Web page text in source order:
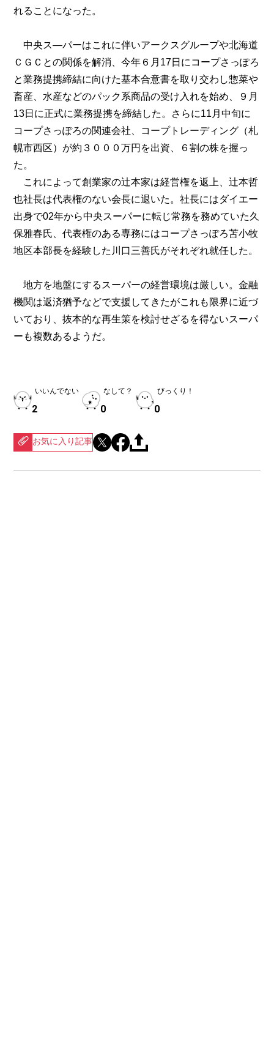
れることになった。
中央ス―パーはこれに伴いアークスグループや北海道
ＣＧＣとの関係を解消、今年６月17日にコープさっぽろ
と業務提携締結に向けた基本合意書を取り交わし惣菜や
畜産、水産などのパック系商品の受け入れを始め、９月
13日に正式に業務提携を締結した。さらに11月中旬に
コープさっぽろの関連会社、コープトレーディング（札
幌市西区）が約３０００万円を出資、６割の株を握っ
た。
これによって創業家の辻本家は経営権を返上、辻本哲
也社長は代表権のない会長に退いた。社長にはダイエー
出身で02年から中央スーパーに転じ常務を務めていた久
保雅春氏、代表権のある専務にはコープさっぽろ苫小牧
地区本部長を経験した川口三善氏がそれぞれ就任した。
地方を地盤にするスーパーの経営環境は厳しい。金融
機関は返済猶予などで支援してきたがこれも限界に近づ
いており、抜本的な再生策を検討せざるを得ないスーパ
ーも複数あるようだ。
いいんでない
2
なして？
0
びっくり！
0
お気に入り記事